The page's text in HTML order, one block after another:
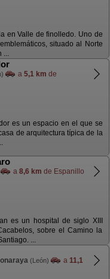
en Valle de finolledo. Uno de
situado al Norte
...
a 5,1 km de
es un espacio en el que se
de arquitectura típica de la
a 8,6 km de Espanillo
es un hospital de siglo XIII
sobre el Camino la
...
(León) a 11,1